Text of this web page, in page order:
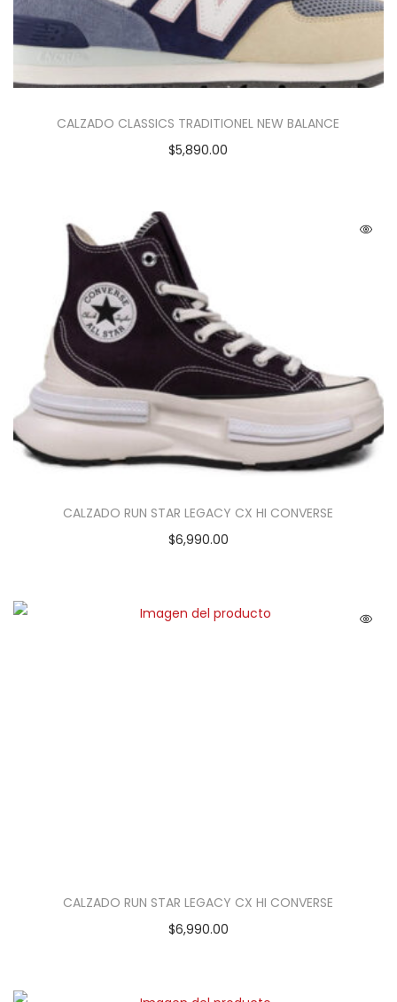
CALZADO CLASSICS TRADITIONEL NEW BALANCE
$5,890.00
CALZADO RUN STAR LEGACY CX HI CONVERSE
$6,990.00
CALZADO RUN STAR LEGACY CX HI CONVERSE
$6,990.00